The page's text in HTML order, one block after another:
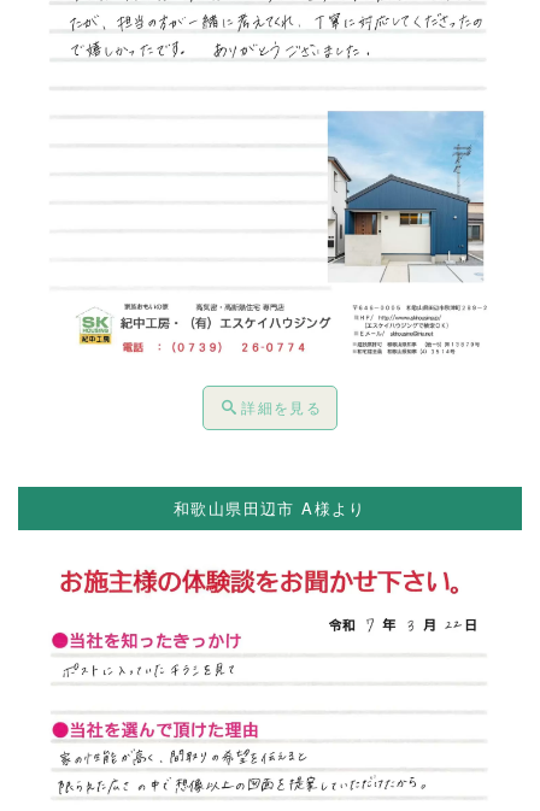
詳細を見る
和歌山県田辺市 A様より